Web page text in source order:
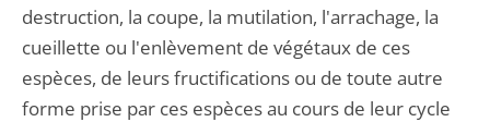
destruction, la coupe, la mutilation, l'arrachage, la
cueillette ou l'enlèvement de végétaux de ces
espèces, de leurs fructifications ou de toute autre
forme prise par ces espèces au cours de leur cycle